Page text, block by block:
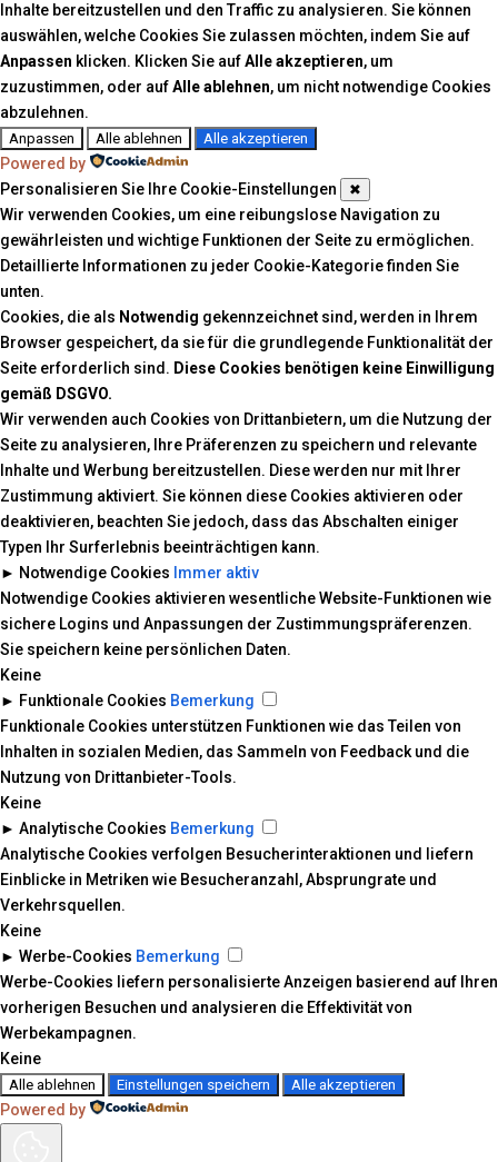
Inhalte bereitzustellen und den Traffic zu analysieren. Sie können
auswählen, welche Cookies Sie zulassen möchten, indem Sie auf
Anpassen klicken. Klicken Sie aufAlle akzeptieren, um
zuzustimmen, oder aufAlle ablehnen, um nicht notwendige Cookies
abzulehnen.
Anpassen Alle ablehnen Alle akzeptieren
Powered by
Personalisieren Sie Ihre Cookie-Einstellungen
✖
Wir verwenden Cookies, um eine reibungslose Navigation zu
gewährleisten und wichtige Funktionen der Seite zu ermöglichen.
Detaillierte Informationen zu jeder Cookie-Kategorie finden Sie
unten.
Cookies, die als Notwendig gekennzeichnet sind, werden in Ihrem
Browser gespeichert, da sie für die grundlegende Funktionalität der
Seite erforderlich sind. Diese Cookies benötigen keine Einwilligung
gemäß DSGVO.
Wir verwenden auch Cookies von Drittanbietern, um die Nutzung der
Seite zu analysieren, Ihre Präferenzen zu speichern und relevante
Inhalte und Werbung bereitzustellen. Diese werden nur mit Ihrer
Zustimmung aktiviert. Sie können diese Cookies aktivieren oder
deaktivieren, beachten Sie jedoch, dass das Abschalten einiger
Typen Ihr Surferlebnis beeinträchtigen kann.
► Notwendige Cookies Immer aktiv
Notwendige Cookies aktivieren wesentliche Website-Funktionen wie
sichere Logins und Anpassungen der Zustimmungspräferenzen.
Sie speichern keine persönlichen Daten.
Keine
► Funktionale Cookies Bemerkung
Funktionale Cookies unterstützen Funktionen wie das Teilen von
Inhalten in sozialen Medien, das Sammeln von Feedback und die
Nutzung von Drittanbieter-Tools.
Keine
► Analytische Cookies Bemerkung
Analytische Cookies verfolgen Besucherinteraktionen und liefern
Einblicke in Metriken wie Besucheranzahl, Absprungrate und
Verkehrsquellen.
Keine
► Werbe-Cookies Bemerkung
Werbe-Cookies liefern personalisierte Anzeigen basierend auf Ihren
vorherigen Besuchen und analysieren die Effektivität von
Werbekampagnen.
Keine
Alle ablehnen Einstellungen speichern Alle akzeptieren
Powered by